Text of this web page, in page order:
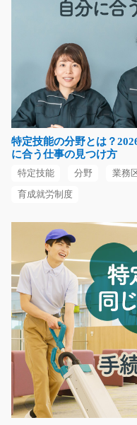
プラスチック製品の
長期のお仕事！腰を据
リ☆軽いプラスチック…
長期（3ヶ月以上）
時給1000円～
福岡県北九州市八幡
リーチリフト入出荷
物流倉庫内でリーチリ
キング業務。 ネジ製…
長期（3ヶ月以上）
時給1,400円
大阪府堺市北区
特定技能の分野とは？
に合う仕事の見つけ方
特定技能 分野 業務
育成就労制度